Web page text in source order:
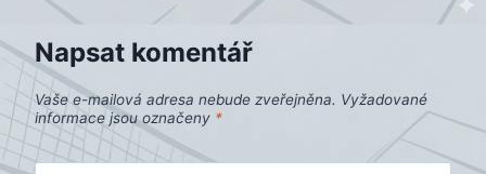
Napsat komentář
Vaše e-mailová adresa nebude zveřejněna. Vyžadované
informace jsou označeny *